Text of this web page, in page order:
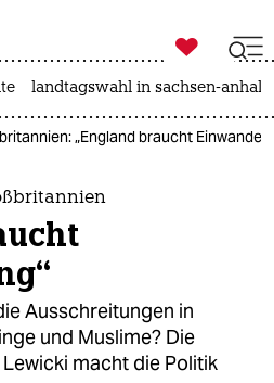
zahl ich
ich

taz zahl ich
landtagswahl in sachsen-anhalt
„England braucht
Ausschreitungen in
und Muslime? Die
macht die Politik